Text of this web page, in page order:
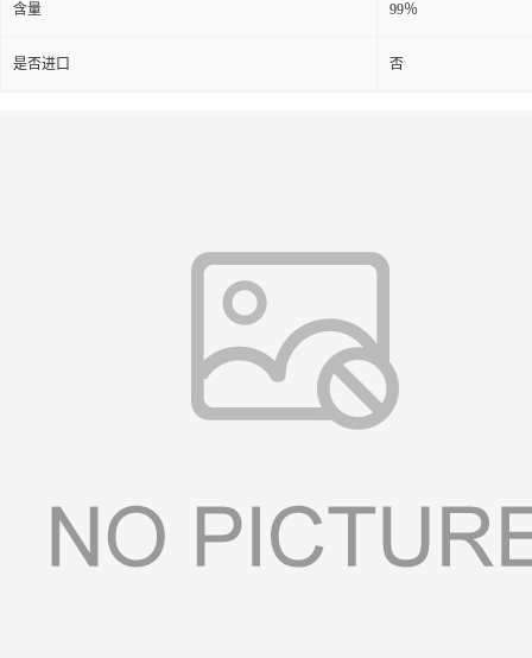
含量 99％
是否进口 否